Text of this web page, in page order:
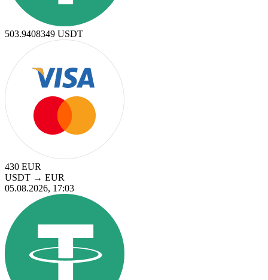
503.9408349 USDT
430 EUR
USDT → EUR
05.08.2026, 17:03